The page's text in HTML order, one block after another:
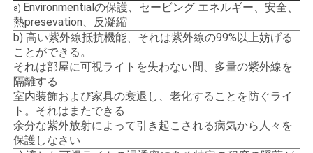
a) Environmentialの保護、セービング エネルギー、安全、
熱presevation、反凝縮
b) 高い紫外線抵抗機能、それは紫外線の99%以上妨げる
ことができる。
それは部屋に可視ライトを失わない間、多量の紫外線を
隔離する
室内装飾および家具の衰退し、老化することを防ぐライ
ト。それはまたできる
余分な紫外放射によって引き起こされる病気から人々を
保護しなさい